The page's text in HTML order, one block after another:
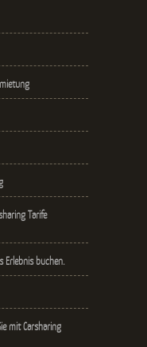
Tarife
Erlebnis buchen.
mit Carsharing